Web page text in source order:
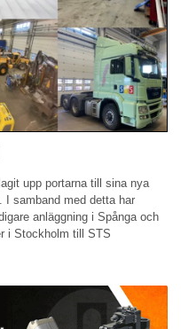
upp portarna till sina nya
I samband med detta har
anläggning i Spånga och
i Stockholm till STS